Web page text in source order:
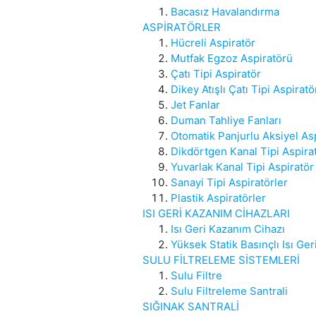
Bacasız Havalandırma
ASPİRATÖRLER
Hücreli Aspiratör
Mutfak Egzoz Aspiratörü
Çatı Tipi Aspiratör
Dikey Atışlı Çatı Tipi
Jet Fanlar
Duman Tahliye Fanları
Otomatik Panjurlu Aksiyel
Dikdörtgen Kanal Tipi
Yuvarlak Kanal Tipi Aspiratör
Sanayi Tipi Aspiratörler
Plastik Aspiratörler
ISI GERİ KAZANIM CİHAZLARI
Isı Geri Kazanım Cihazı
Yüksek Statik Basınçlı Isı
SULU FİLTRELEME SİSTEMLERİ
Sulu Filtre
Sulu Filtreleme Santrali
SIĞINAK SANTRALİ